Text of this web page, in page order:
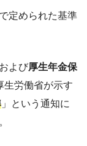
定められた基準
よび厚生年金保
生労働省が示す
」という通知に